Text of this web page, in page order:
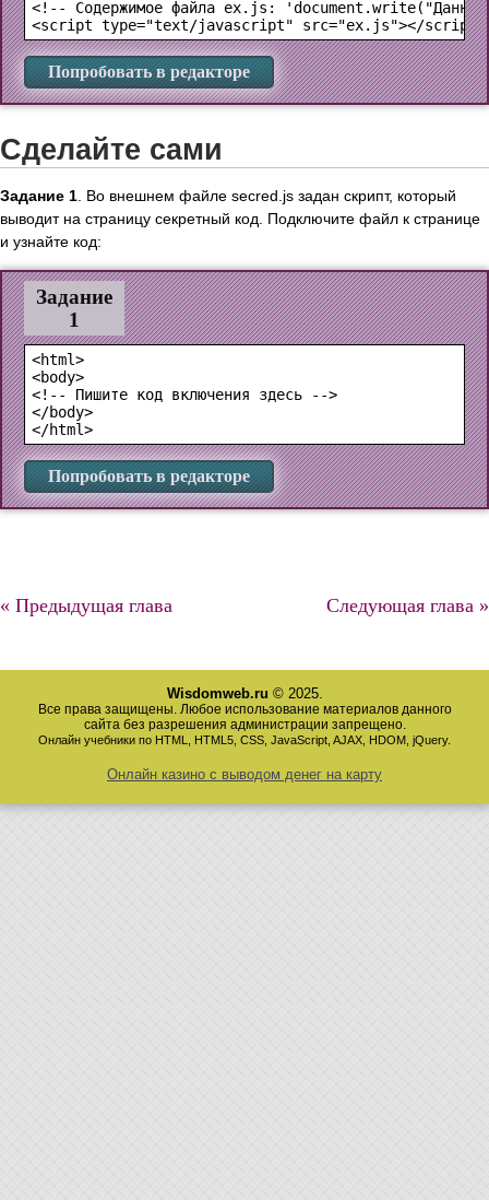
<!-- Содержимое файла ex.js:
Попробовать в редакторе
Сделайте сами
Задание 1 . Во внешнем файле secred.js задан скрипт, который
выводит на страницу секретный код. Подключите файл к странице
и узнайте код:
Задание
1
<html>
<body>
<!-- Пишите код включения здесь -->
</body>
Попробовать в редакторе
« Предыдущая глава Следующая глава »
Wisdomweb.ru © 2025.
Все права защищены. Любое использование материалов данного
сайта без разрешения администрации запрещено.
Онлайн учебники по HTML, HTML5, CSS, JavaScript, AJAX, HDOM, jQuery.
Онлайн казино с выводом денег на карту